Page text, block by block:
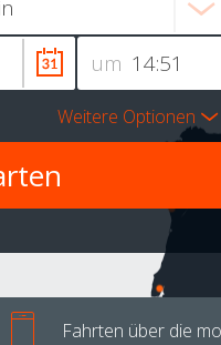
um
Weitere Optionen
Fahrten über die